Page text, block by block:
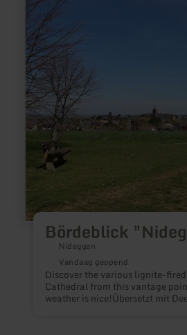
Bördeblick
Nideggen
Vandaag geopend
Discover the various lignite-
Cathedral from this vantage
weather is nice!Übersetzt mit
meer
informatie
over:
Bördeblick
"Nideggen-
Wollersheim"